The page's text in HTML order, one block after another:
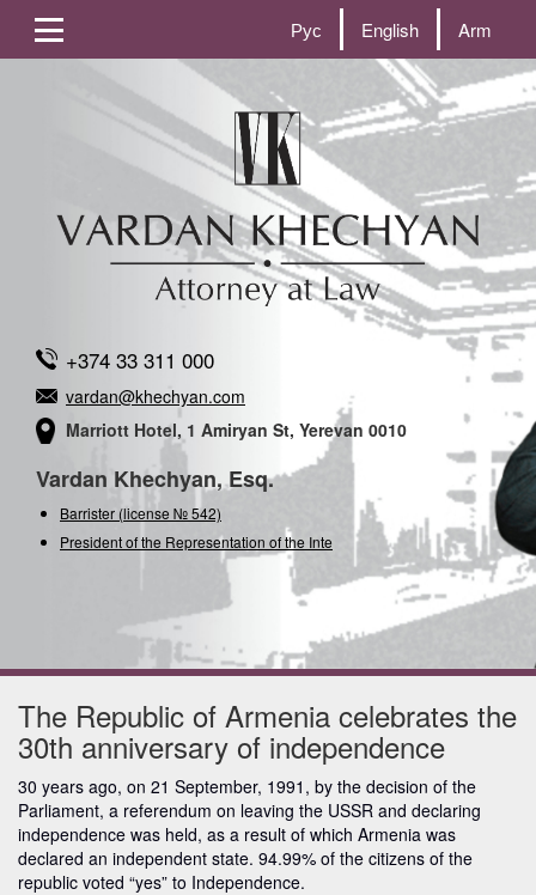
Рус English Arm
+374 33 311 000
vardan@khechyan.com
Marriott Hotel, 1 Amiryan St, Yerevan 0010
Vardan Khechyan, Esq.
Barrister (license № 542)
President of the Representation of the Interna
The Republic of Armenia celebrates the
30th anniversary of independence
30 years ago, on 21 September, 1991, by the decision of the
Parliament, a referendum on leaving the USSR and declaring
independence was held, as a result of which Armenia was
declared an independent state. 94.99% of the citizens of the
republic voted “yes” to Independence.